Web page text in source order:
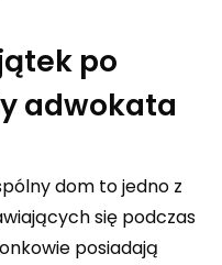
po
adwokata
dom to jedno z
się podczas
posiadają